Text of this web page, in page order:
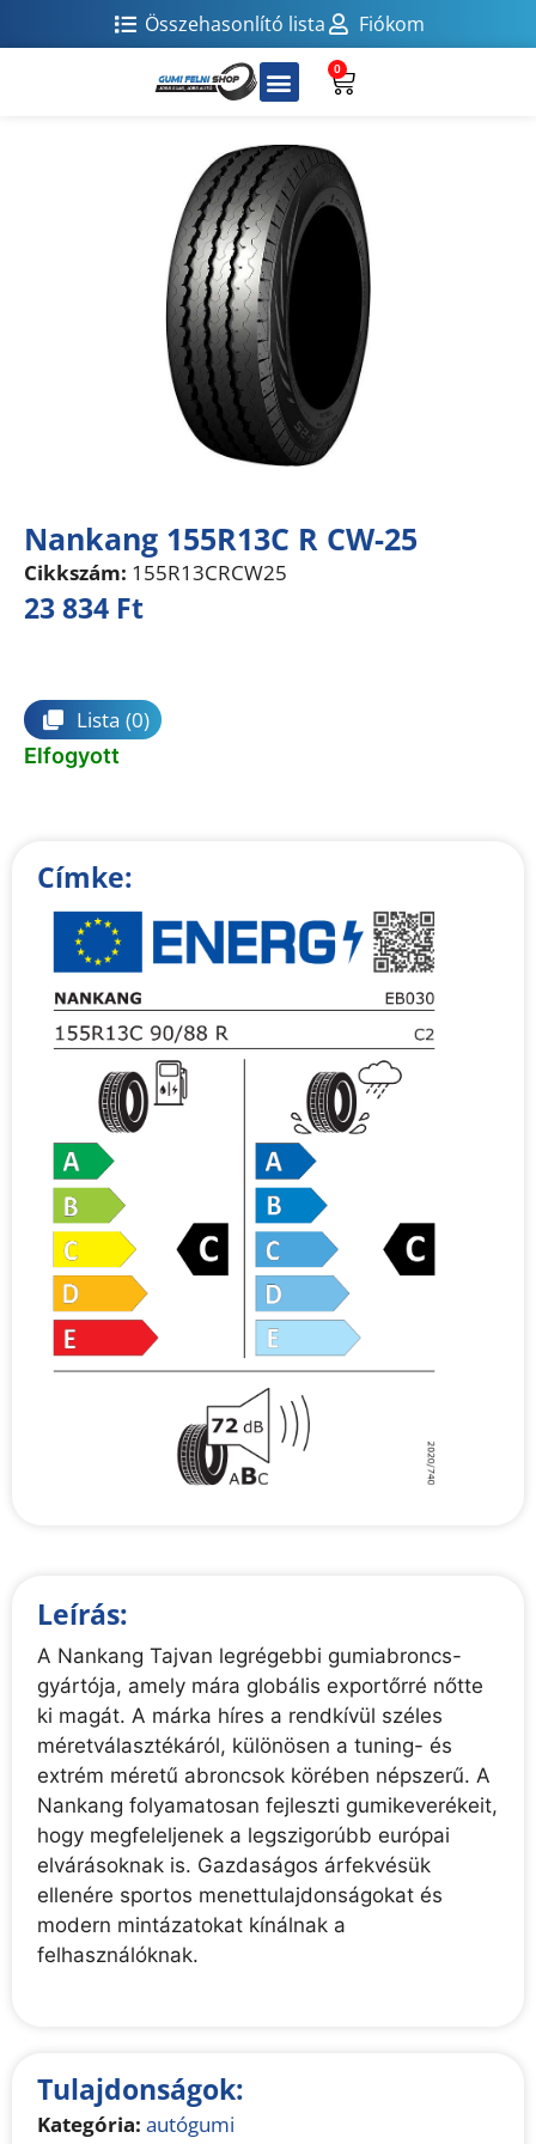
Összehasonlító lista Fiókom
0
Nankang 155R13C R CW-25
Cikkszám: 155R13CRCW25
23 834 Ft
Lista (0)
Elfogyott
Címke:
Leírás:
A Nankang Tajvan legrégebbi gumiabroncs-
gyártója, amely mára globális exportőrré nőtte
ki magát. A márka híres a rendkívül széles
méretválasztékáról, különösen a tuning- és
extrém méretű abroncsok körében népszerű. A
Nankang folyamatosan fejleszti gumikeverékeit,
hogy megfeleljenek a legszigorúbb európai
elvárásoknak is. Gazdaságos árfekvésük
ellenére sportos menettulajdonságokat és
modern mintázatokat kínálnak a
felhasználóknak.
Tulajdonságok:
Kategória: autógumi